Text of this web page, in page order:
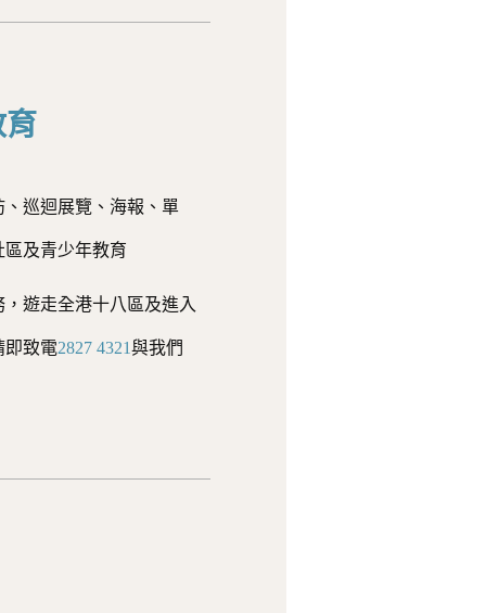
育
巡迴展覽、海報、單
及青少年教育
遊走全港十八區及進入
即致電2827 4321與我們